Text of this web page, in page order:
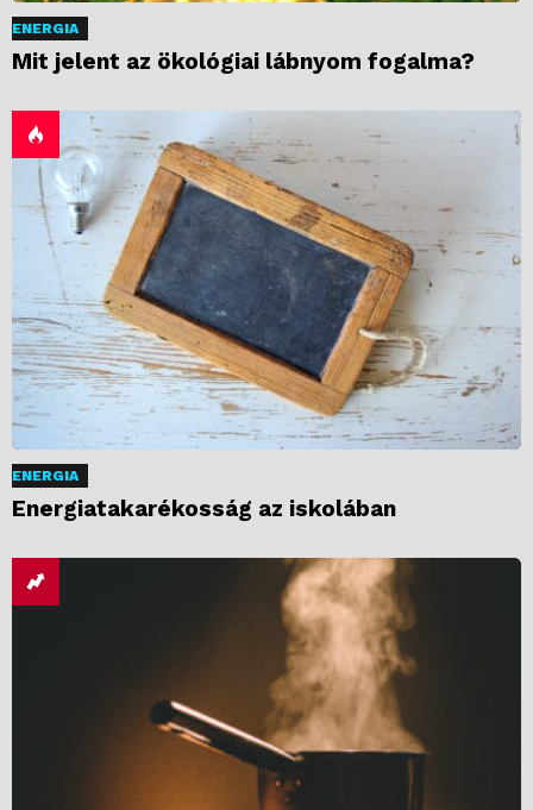
ENERGIA
Mit jelent az ökológiai lábnyom fogalma?
ENERGIA
Energiatakarékosság az iskolában